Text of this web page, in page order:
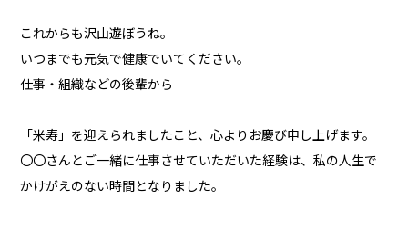
これからも沢山遊ぼうね。
いつまでも元気で健康でいてください。
仕事・組織などの後輩から
「米寿」を迎えられましたこと、心よりお慶び申し上げます。
〇〇さんとご一緒に仕事させていただいた経験は、私の人生で
かけがえのない時間となりました。